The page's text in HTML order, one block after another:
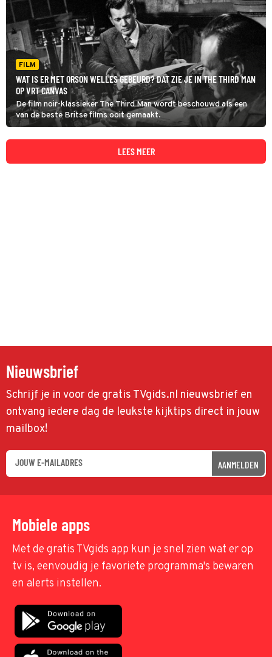
FILM
WAT IS ER MET ORSON WELLES GEBEURD? DAT ZIE JE IN THE THIRD MAN
OP VRT CANVAS
De film noir-klassieker The Third Man wordt beschouwd als een
van de beste Britse films ooit gemaakt.
LEES MEER
Nieuwsbrief
Schrijf je in voor de gratis TVgids.nl nieuwsbrief en
ontvang iedere dag de leukste kijktips direct in jouw
mailbox!
AANMELDEN
Mobiele apps
Met de gratis TVgids app kun je snel zien wat er op
tv is, eenvoudig je favoriete programma's bewaren
en alerts instellen.